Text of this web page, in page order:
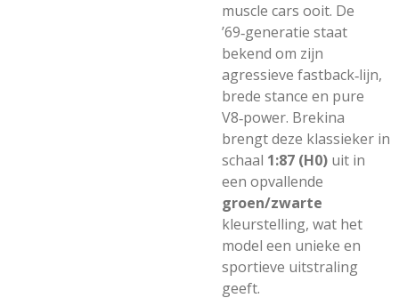
muscle cars ooit. De
’69‑generatie staat
bekend om zijn
agressieve fastback‑lijn,
brede stance en pure
V8‑power. Brekina
brengt deze klassieker in
schaal 1:87 (H0) uit in
een opvallende
groen/zwarte
kleurstelling, wat het
model een unieke en
sportieve uitstraling
geeft.